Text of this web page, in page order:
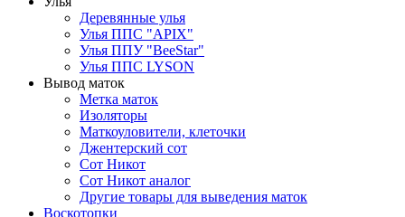
Деревянные улья
Улья ППС "APIX"
Улья ППУ "BeeStar"
Улья ППС LYSON
Вывод маток
Метка маток
Изоляторы
Маткоуловители, клеточки
Джентерский сот
Сот Никот
Сот Никот аналог
Другие товары для выведения маток
Воскотопки